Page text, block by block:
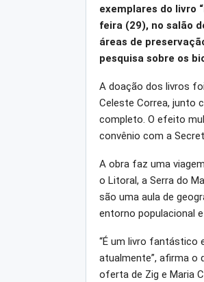
exemplares do livro
feira (29), no salão
áreas de
pesquisa sobre os
A doação dos livros
Celeste Correa, junto
completo. O efeito
convênio com a
A obra faz uma
o Litoral, a Serra do
são uma aula de
entorno populacional
“É um livro fantástico
atualmente”, afirma o
oferta de Zig e Maria